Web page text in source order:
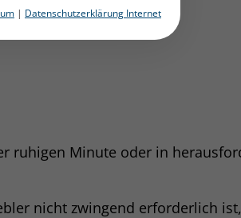
| Datenschutzerklärung Internet
ruhigen Minute oder in
nicht zwingend erforderlich